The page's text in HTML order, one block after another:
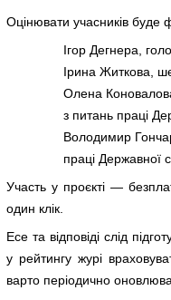
Оцінювати учасників буде
Ігор Дегнера,
Ірина Житкова,
Олена
з питань праці
Володимир
праці Державної
Участь у проєкті —
один клік.
Есе та відповіді слід
у рейтингу журі
варто періодично